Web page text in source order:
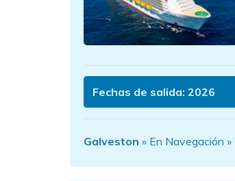
Fechas de salida: 2026
Galveston » En Navegación